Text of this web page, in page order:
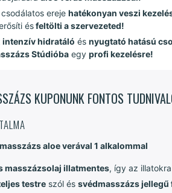
csodálatos ereje hatékonyan veszi
ésfeltölti a szervezeted!
intenzív hidratáló és nyugtató hatású
Stúdióba egy profi kezelésre!
KUPONUNK FONTOS
aloe verával 1 alkalommal
masszázsolaj illatmentes, így az
testre szól és svédmasszázs jellegű